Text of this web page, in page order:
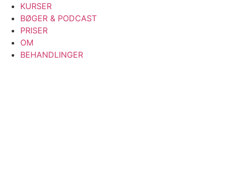
KURSER
BØGER & PODCAST
PRISER
OM
BEHANDLINGER